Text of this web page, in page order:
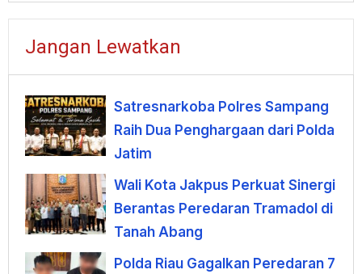
Jangan Lewatkan
Satresnarkoba Polres Sampang
Raih Dua Penghargaan dari Polda
Jatim
Wali Kota Jakpus Perkuat Sinergi
Berantas Peredaran Tramadol di
Tanah Abang
Polda Riau Gagalkan Peredaran 7